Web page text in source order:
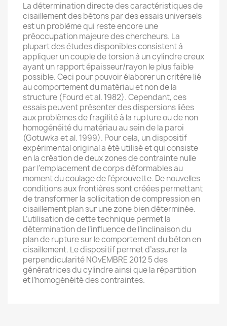
La détermination directe des caractéristiques de
cisaillement des bétons par des essais universels
est un problème qui reste encore une
préoccupation majeure des chercheurs. La
plupart des études disponibles consistent à
appliquer un couple de torsion à un cylindre creux
ayant un rapport épaisseur/rayon le plus faible
possible. Ceci pour pouvoir élaborer un critère lié
au comportement du matériau et non de la
structure (Fourd et al. 1982). Cependant, ces
essais peuvent présenter des dispersions liées
aux problèmes de fragilité à la rupture ou de non
homogénéité du matériau au sein de la paroi
(Gotuwka et al. 1999). Pour cela, un dispositif
expérimental original a été utilisé et qui consiste
en la création de deux zones de contrainte nulle
par l’emplacement de corps déformables au
moment du coulage de l’éprouvette. De nouvelles
conditions aux frontières sont créées permettant
de transformer la sollicitation de compression en
cisaillement plan sur une zone bien déterminée.
L’utilisation de cette technique permet la
détermination de l’influence de l’inclinaison du
plan de rupture sur le comportement du béton en
cisaillement. Le dispositif permet d’assurer la
perpendicularité NOvEMBRE 2012 5 des
génératrices du cylindre ainsi que la répartition
et l’homogénéité des contraintes.